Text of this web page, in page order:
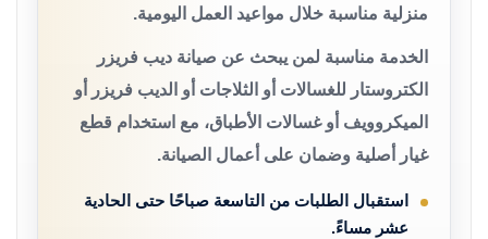
منزلية مناسبة خلال مواعيد العمل اليومية.
الخدمة مناسبة لمن يبحث عن صيانة ديب فريزر
الكتروستار للغسالات أو الثلاجات أو الديب فريزر أو
الميكروويف أو غسالات الأطباق، مع استخدام قطع
غيار أصلية وضمان على أعمال الصيانة.
استقبال الطلبات من التاسعة صباحًا حتى الحادية
عشر مساءً.